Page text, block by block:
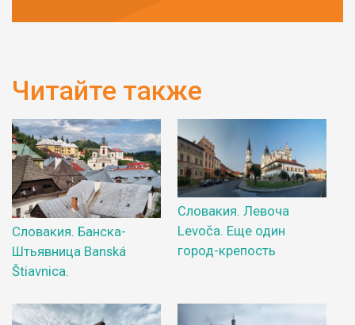
Читайте также
Словакия. Банска-
Штьявница Banská
Štiavnica.
Словакия. Левоча
Levoča. Еще один
город-крепость